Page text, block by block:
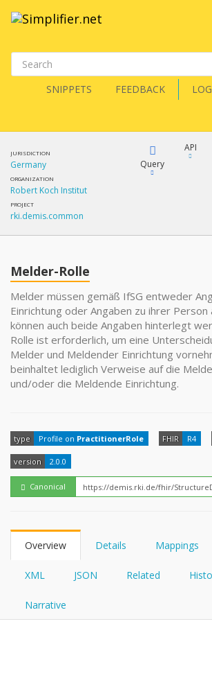
SNIPPETS FEEDBACK
JURISDICTION
Germany
ORGANIZATION
Robert Koch Institut
PROJECT
rki.demis.common
Query
FQL
YamlGen
FHIRPath
API
How?
Melder-Rolle
Melder müssen gemäß IfSG entweder
Einrichtung oder Angaben zu ihrer Person
können auch beide Angaben hinterlegt
Rolle ist erforderlich, um eine
Melder und Meldender Einrichtung
beinhaltet lediglich Verweise auf die
und/oder die Meldende Einrichtung.
type Profile on PractitionerRole FHIR R4
version 2.0.0
Canonical
Overview Details Mappings
XML JSON Related
Narrative